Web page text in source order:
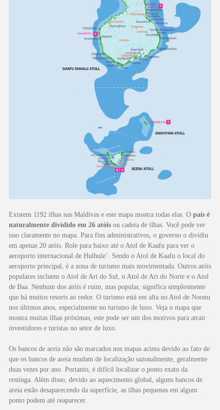
Existem 1192 ilhas nas Maldivas e este mapa mostra todas elas. Opaís é
naturalmente dividido em 26 atóisou cadeia de ilhas. Você pode ver
isso claramente no mapa. Para fins administrativos, o governo o dividiu
em apenas 20 atóis. Role para baixo até o Atol de Kaafu para ver o
aeroporto internacional de Hulhule’. Sendo o Atol de Kaafu o local do
aeroporto principal, é a zona de turismo mais movimentada. Outros atóis
populares incluem o Atol de Ari do Sul, o Atol de Ari do Norte e o Atol
de Baa. Nenhum dos atóis é ruim, mas popular, significa simplesmente
que há muitos resorts ao redor. O turismo está em alta no Atol de Noonu
nos últimos anos, especialmente no turismo de luxo. Veja o mapa que
mostra muitas ilhas próximas, este pode ser um dos motivos para atrair
investidores e turistas no setor de luxo.
Os bancos de areia não são marcados nos mapas acima devido ao fato de
que os bancos de areia mudam de localização sazonalmente, geralmente
duas vezes por ano. Portanto, é difícil localizar o ponto exato da
restinga. Além disso, devido ao aquecimento global, alguns bancos de
areia estão desaparecendo da superfície, as ilhas pequenas em algum
ponto podem até reaparecer.